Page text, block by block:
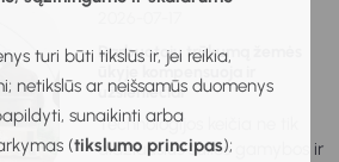
turi būti tikslūs ir, jei reikia,
netikslūs ar neišsamūs duomenys
sunaikinti arba
(tikslumo principas);
Darbuotojų trūkumą žemės
ūkyje kompensuoja ir
užsieniečiai
Technologijos keičia ne tik
didžiausius šalies gamybos ir